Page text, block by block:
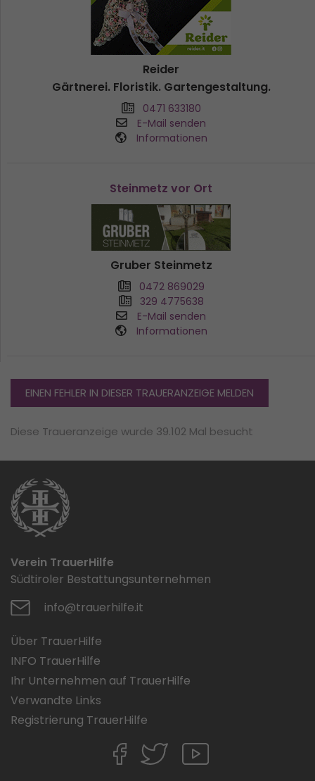
Reider
Gärtnerei. Floristik. Gartengestaltung.
0471 633180
E-Mail senden
Informationen
Steinmetz vor Ort
Gruber Steinmetz
0472 869029
329 4775638
E-Mail senden
Informationen
EINEN FEHLER IN DIESER TRAUERANZEIGE MELDEN
Diese Traueranzeige wurde 39.102 Mal besucht
Verein TrauerHilfe
Südtiroler Bestattungsunternehmen
info@trauerhilfe.it
Über TrauerHilfe
INFO TrauerHilfe
Ihr Unternehmen auf TrauerHilfe
Verwandte Links
Registrierung TrauerHilfe